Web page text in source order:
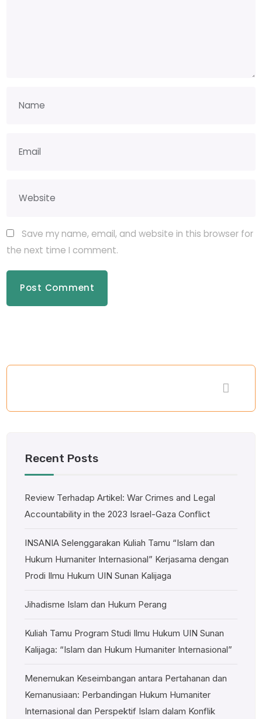
Save my name, email, and website in this browser for
the next time I comment.
Recent Posts
Review Terhadap Artikel: War Crimes and Legal
Accountability in the 2023 Israel-Gaza Conflict
INSANIA Selenggarakan Kuliah Tamu “Islam dan
Hukum Humaniter Internasional” Kerjasama dengan
Prodi Ilmu Hukum UIN Sunan Kalijaga
Jihadisme Islam dan Hukum Perang
Kuliah Tamu Program Studi Ilmu Hukum UIN Sunan
Kalijaga: “Islam dan Hukum Humaniter Internasional”
Menemukan Keseimbangan antara Pertahanan dan
Kemanusiaan: Perbandingan Hukum Humaniter
Internasional dan Perspektif Islam dalam Konflik